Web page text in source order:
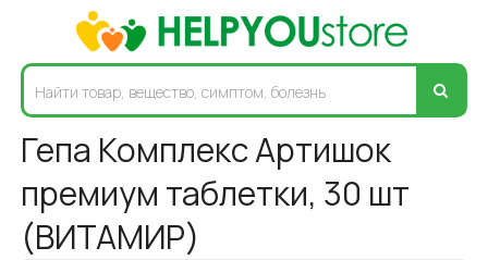
Гепа Комплекс Артишок
премиум таблетки, 30 шт
(ВИТАМИР)